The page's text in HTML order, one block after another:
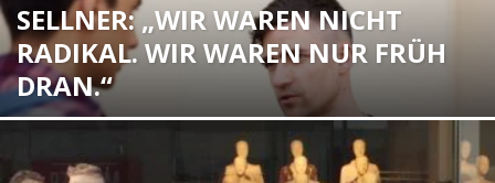
SELLNER: „WIR WAREN NICHT
RADIKAL. WIR WAREN NUR FRÜH
DRAN.“